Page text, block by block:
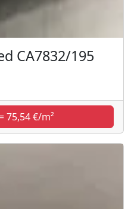
CA7832/195
75,54 €/m²